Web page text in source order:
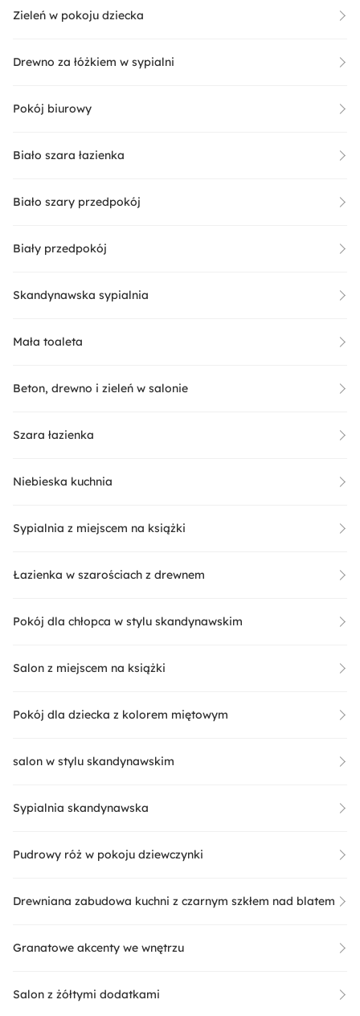
Zieleń w pokoju dziecka
Drewno za łóżkiem w sypialni
Pokój biurowy
Biało szara łazienka
Biało szary przedpokój
Biały przedpokój
Skandynawska sypialnia
Mała toaleta
Beton, drewno i zieleń w salonie
Szara łazienka
Niebieska kuchnia
Sypialnia z miejscem na książki
Łazienka w szarościach z drewnem
Pokój dla chłopca w stylu skandynawskim
Salon z miejscem na książki
Pokój dla dziecka z kolorem miętowym
salon w stylu skandynawskim
Sypialnia skandynawska
Pudrowy róż w pokoju dziewczynki
Drewniana zabudowa kuchni z czarnym szkłem nad blatem
Granatowe akcenty we wnętrzu
Salon z żółtymi dodatkami